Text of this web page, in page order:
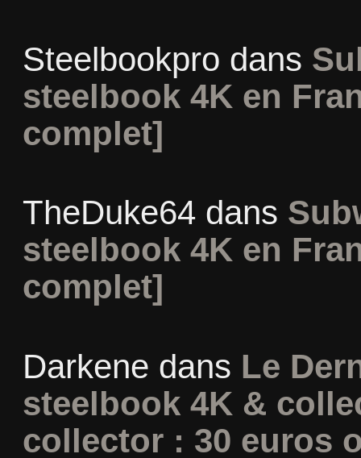
Steelbookpro dans
steelbook 4K en
complet]
TheDuke64dans
steelbook 4K en
complet]
Darkene dans Le
steelbook 4K &
collector : 30 euros